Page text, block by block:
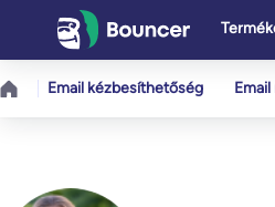
tartalomhoz
Email kézbesíthetőség